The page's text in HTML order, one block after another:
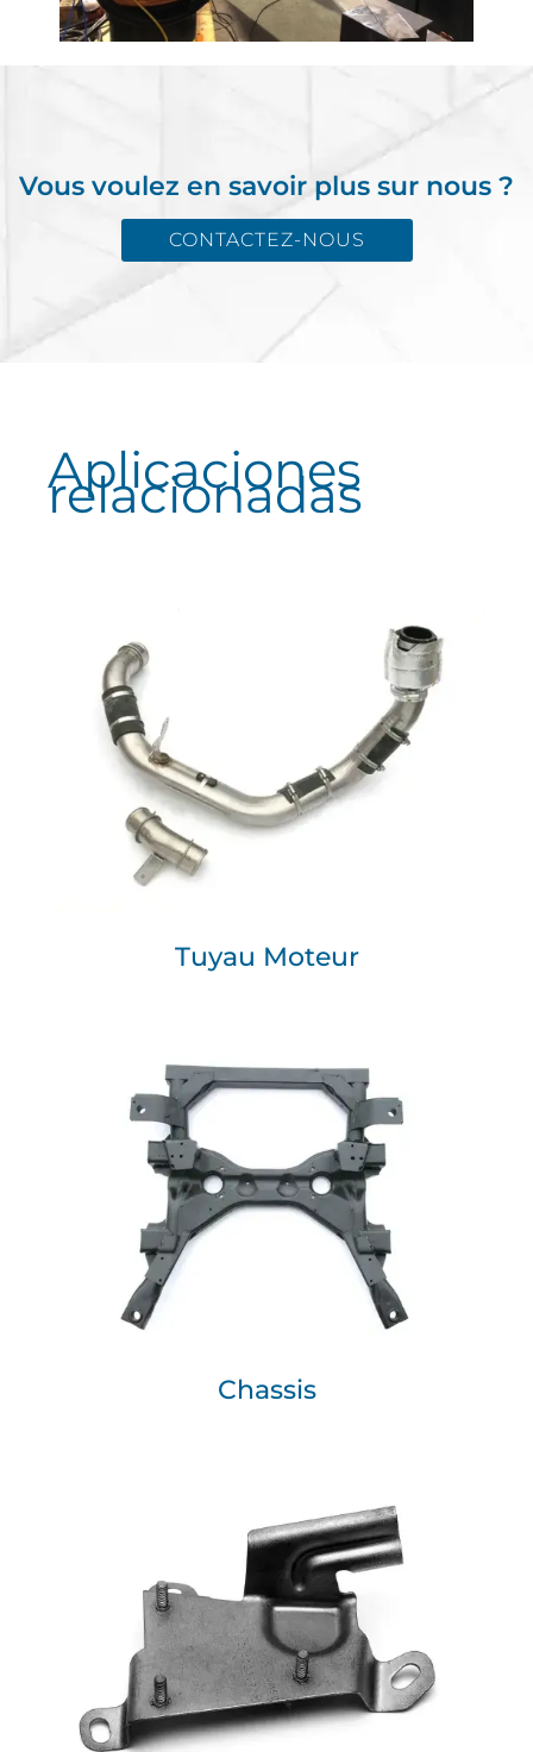
Vous voulez en savoir plus sur nous ?
CONTACTEZ-NOUS
Aplicaciones
relacionadas
Tuyau Moteur
Chassis